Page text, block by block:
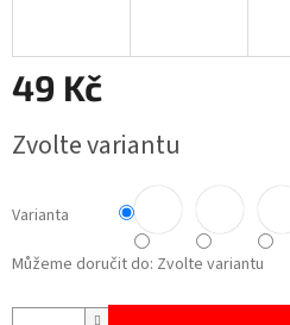
49 Kč
cena:
Zvolte variantu
Varianta
Můžeme doručit do: Zvolte variantu